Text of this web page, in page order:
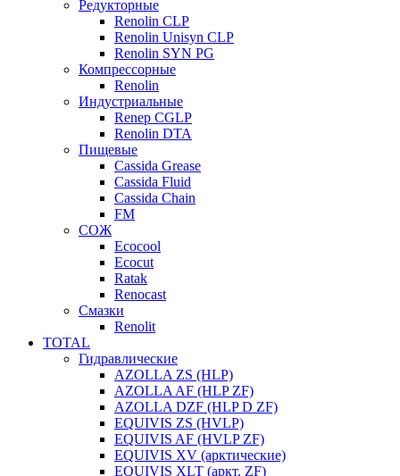
Редукторные
Renolin CLP
Renolin Unisyn CLP
Renolin SYN PG
Компрессорные
Renolin
Индустриальные
Renep CGLP
Renolin DTA
Пищевые
Cassida Grease
Cassida Fluid
Cassida Chain
FM
СОЖ
Ecocool
Ecocut
Ratak
Renocast
Смазки
Renolit
TOTAL
Гидравлические
AZOLLA ZS (HLP)
AZOLLA AF (HLP ZF)
AZOLLA DZF (HLP D ZF)
EQUIVIS ZS (HVLP)
EQUIVIS AF (HVLP ZF)
EQUIVIS XV (арктические)
EQUIVIS XLT (аркт. ZF)